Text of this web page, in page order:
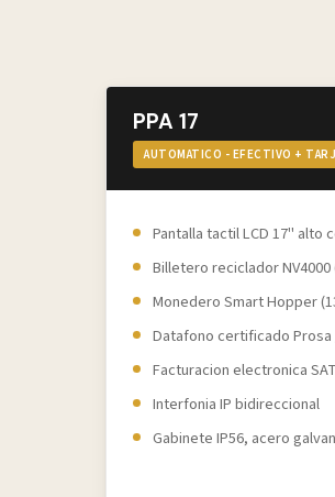
PPA 17
AUTOMATICO - EFECTIVO +
Pantalla tactil LCD 17" alto
Billetero reciclador
Monedero Smart Hopper
Datafono certificado Prosa
Facturacion electronica SAT
Interfonia IP bidireccional
Gabinete IP56, acero